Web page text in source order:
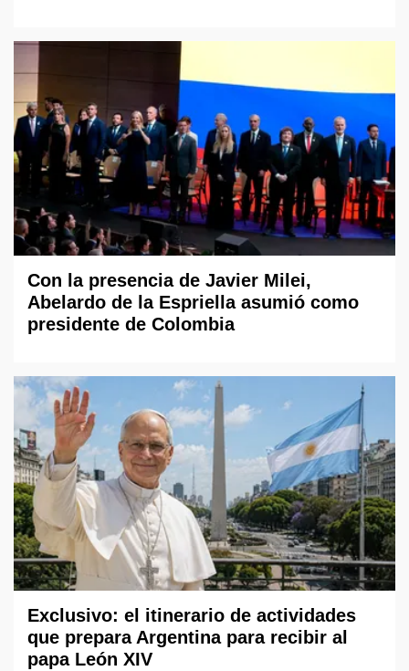
Con la presencia de Javier Milei,
Abelardo de la Espriella asumió como
presidente de Colombia
Exclusivo: el itinerario de actividades
que prepara Argentina para recibir al
papa León XIV